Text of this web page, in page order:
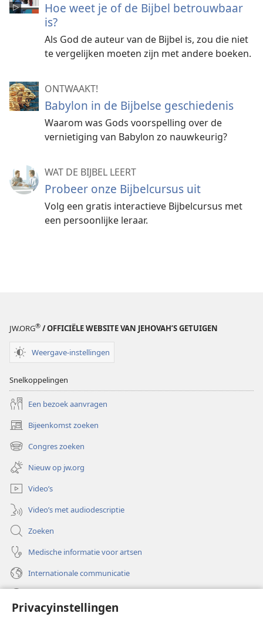
Privacyinstellingen
Hoe weet je of de Bijbel betrouwbaar
is?
Als God de auteur van de Bijbel is, zou die niet
te vergelijken moeten zijn met andere boeken.
ONTWAAKT!
Babylon in de Bijbelse geschiedenis
Waarom was Gods voorspelling over de
vernietiging van Babylon zo nauwkeurig?
WAT DE BIJBEL LEERT
Probeer onze Bijbelcursus uit
Volg een gratis interactieve Bijbelcursus met
een persoonlijke leraar.
JW.ORG® / OFFICIËLE WEBSITE VAN JEHOVAH’S GETUIGEN
Weergave-instellingen
Snelkoppelingen
Een bezoek aanvragen
Bijeenkomst zoeken
(opent
nieuw
venster)
Congres zoeken
(opent
nieuw
venster)
Nieuw op jw.org
Video’s
Video’s met audiodescriptie
Zoeken
Medische informatie voor artsen
Internationale communicatie